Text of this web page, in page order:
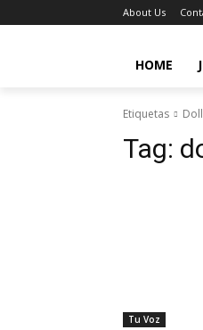
About Us
HOME
Etiquetas
Tag:
Tu Voz